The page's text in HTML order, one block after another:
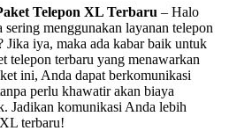
Telepon XL Terbaru – Halo
menggunakan layanan telepon
Jika iya, maka ada kabar baik untuk
telepon terbaru yang menawarkan
ini, Anda dapat berkomunikasi
perlu khawatir akan biaya
Jadikan komunikasi Anda lebih
terbaru!